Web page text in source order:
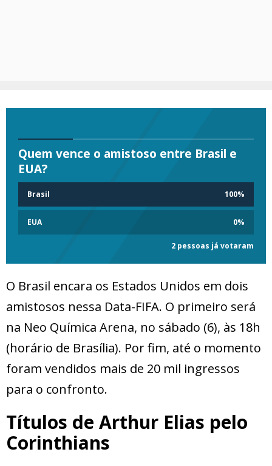
Quem vence o amistoso entre Brasil e
EUA?
Brasil 100%
EUA 0%
2 pessoas já votaram
O Brasil encara os Estados Unidos em dois
amistosos nessa Data-FIFA. O primeiro será
na Neo Química Arena, no sábado (6), às 18h
(horário de Brasília). Por fim, até o momento
foram vendidos mais de 20 mil ingressos
para o confronto.
Títulos de Arthur Elias pelo
Corinthians